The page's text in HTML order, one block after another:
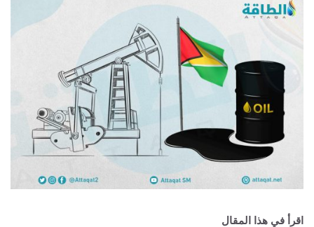
اقرأ في هذا المقال